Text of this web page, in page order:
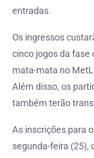
entradas.
Os ingressos
cinco jogos da fase
mata-mata no
Além disso, os
também terão
As inscrições para
segunda-feira (25),